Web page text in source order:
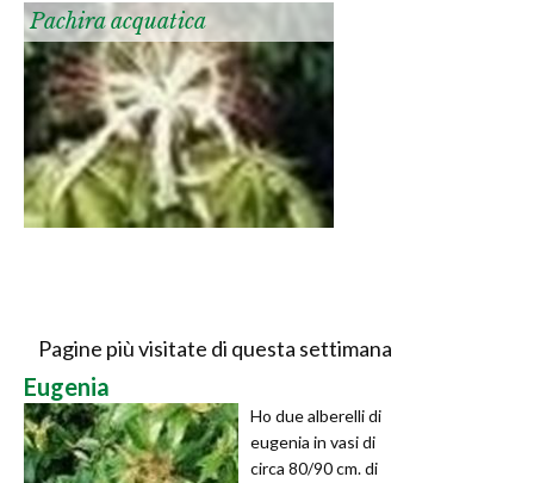
Pachira acquatica
Pagine più visitate di questa settimana
Eugenia
Ho due alberelli di
eugenia in vasi di
circa 80/90 cm. di